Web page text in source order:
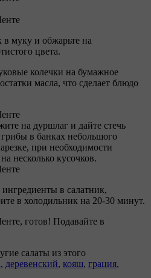
муку и обжарьте на
цвета.
колечки на бумажное
масла, что сделает блюдо
на дуршлаг и дайте стечь
в банках небольшого
при необходимости
несколько кусочков.
в салатник,
в холодильник на 20-30 минут.
готов! Подавайте в
салаты из этого
, деревенский, кояш, грация,